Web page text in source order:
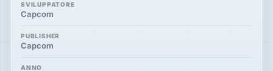
SVILUPPATORE
Capcom
PUBLISHER
Capcom
ANNO